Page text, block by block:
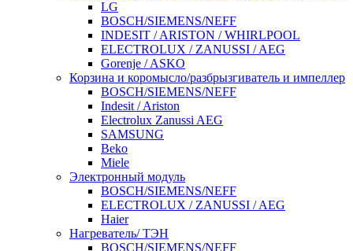
LG
BOSCH/SIEMENS/NEFF
INDESIT / ARISTON / WHIRLPOOL
ELECTROLUX / ZANUSSI / AEG
Gorenje / ASKO
Корзина и коромысло/разбрызгиватель и импеллер
BOSCH/SIEMENS/NEFF
Indesit / Ariston
Electrolux Zanussi AEG
SAMSUNG
Beko
Miele
Электронный модуль
BOSCH/SIEMENS/NEFF
ELECTROLUX / ZANUSSI / AEG
Haier
Нагреватель/ ТЭН
BOSCH/SIEMENS/NEFF